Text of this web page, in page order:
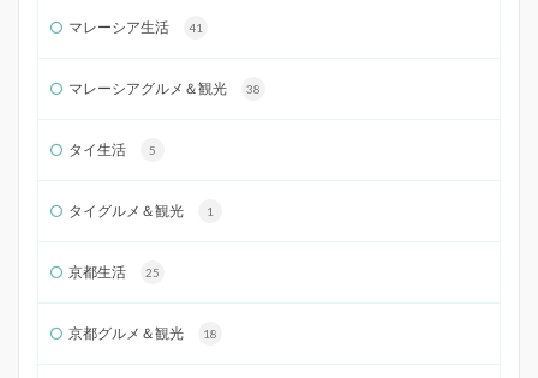
マレーシア生活 41
マレーシアグルメ＆観光 38
タイ生活 5
タイグルメ＆観光 1
京都生活 25
京都グルメ＆観光 18